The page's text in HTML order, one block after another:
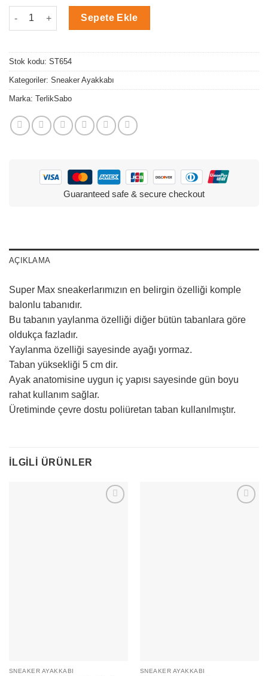
Hemşire Doktor Desenli Supermax Sneaker adet
Sepete Ekle
Stok kodu: ST654
Kategoriler: Sneaker Ayakkabı
Marka: TerlikSabo
Guaranteed safe & secure checkout
AÇIKLAMA
Super Max sneakerlarımızın en belirgin özelliği komple
balonlu tabanıdır.
Bu tabanın yaylanma özelliği diğer bütün tabanlara göre
oldukça fazladır.
Yaylanma özelliği sayesinde ayağı yormaz.
Taban yüksekliği 5 cm dir.
Ayak anatomisine uygun iç yapısı sayesinde gün boyu
rahat kullanım sağlar.
Üretiminde çevre dostu poliüretan taban kullanılmıştır.
İLGILI ÜRÜNLER
SNEAKER AYAKKABI SNEAKER AYAKKABI